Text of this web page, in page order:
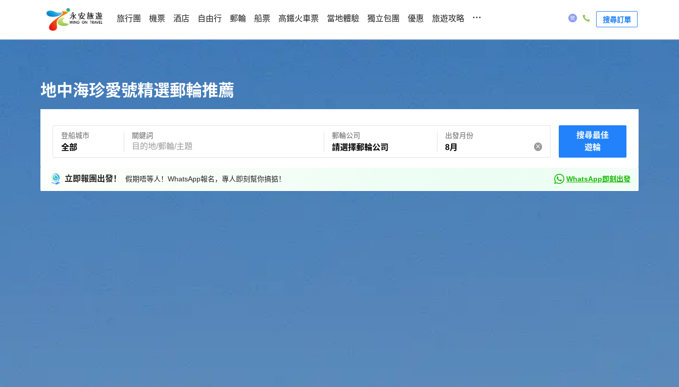
旅行團 機票 酒店 自由行 郵輪 船票 高鐵火車票 當地體驗 獨立包團 優惠 旅遊攻略 ... 搜尋訂單
地中海珍愛號精選郵輪推薦
登船城市
全部
關鍵詞 郵輪公司
請選擇郵輪公司
出發月份
8月
搜尋最佳
遊輪
立即報團出發！ 假期唔等人！WhatsApp報名，專人即刻幫你搞掂！ WhatsApp即刻出發